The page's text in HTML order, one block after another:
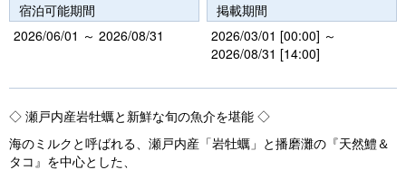
宿泊可能期間
2026/06/01 ～ 2026/08/31
掲載期間
2026/03/01 [00:00] ～
2026/08/31 [14:00]
◇ 瀬戸内産岩牡蠣と新鮮な旬の魚介を堪能 ◇
海のミルクと呼ばれる、瀬戸内産「岩牡蠣」と播磨灘の『天然鱧＆
タコ』を中心とした、